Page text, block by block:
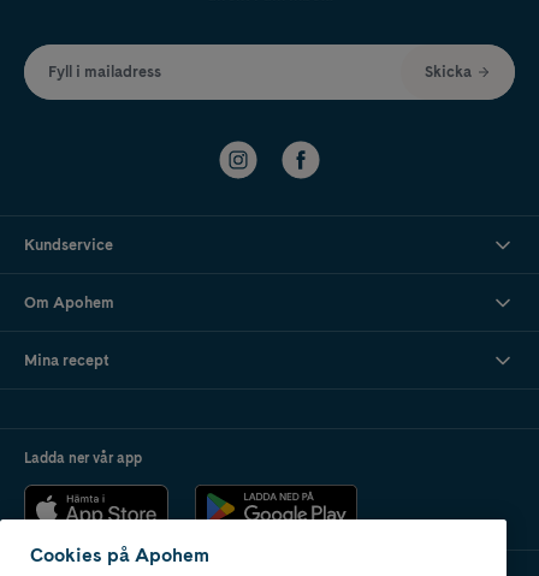
Fyll i mailadress Skicka
Kundservice
Om Apohem
Mina recept
Ladda ner vår app
Cookies på Apohem